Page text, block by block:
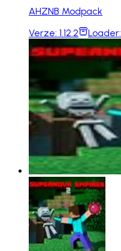
AHZNB Modpack
Verze: 1.12.2 Loader: